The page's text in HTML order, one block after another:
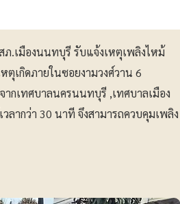
.เมืองนนทบุรี รับแจ้งเหตุเพลิงไหม้
เกิดภายในซอยงามวงศ์วาน 6
กเทศบาลนครนนทบุรี ,เทศบาลเมือง
ลากว่า 30 นาที จึงสามารถควบคุมเพลิง